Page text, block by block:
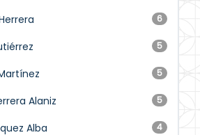
6
5
5
5
Alaniz
4
Alba